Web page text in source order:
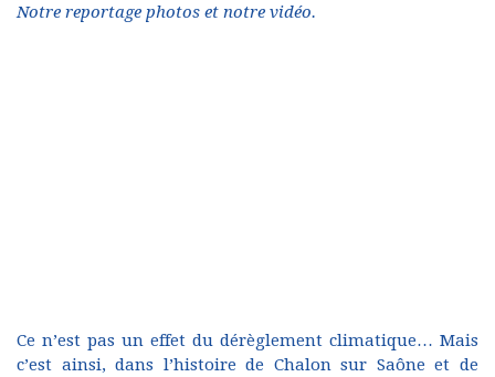
Notre reportage photos et notre vidéo.
Ce n’est pas un effet du dérèglement climatique… Mais
c’est ainsi, dans l’histoire de Chalon sur Saône et de